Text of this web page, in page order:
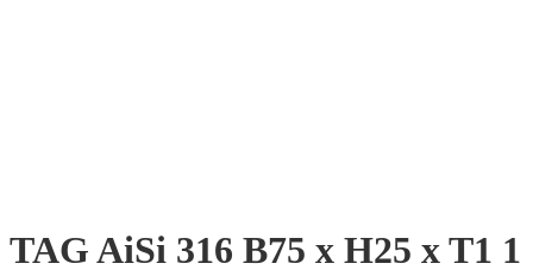
TAG AiSi 316 B75 x H25 x T1 1